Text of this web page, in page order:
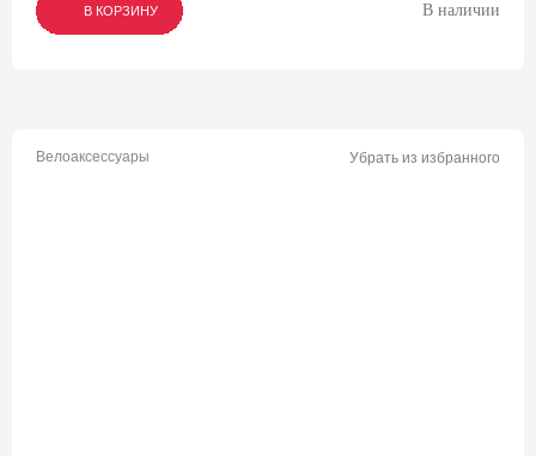
В КОРЗИНУ
В КОРЗИНУ
В КОРЗИНУ В наличии
Велоаксессуары Убрать из избранного